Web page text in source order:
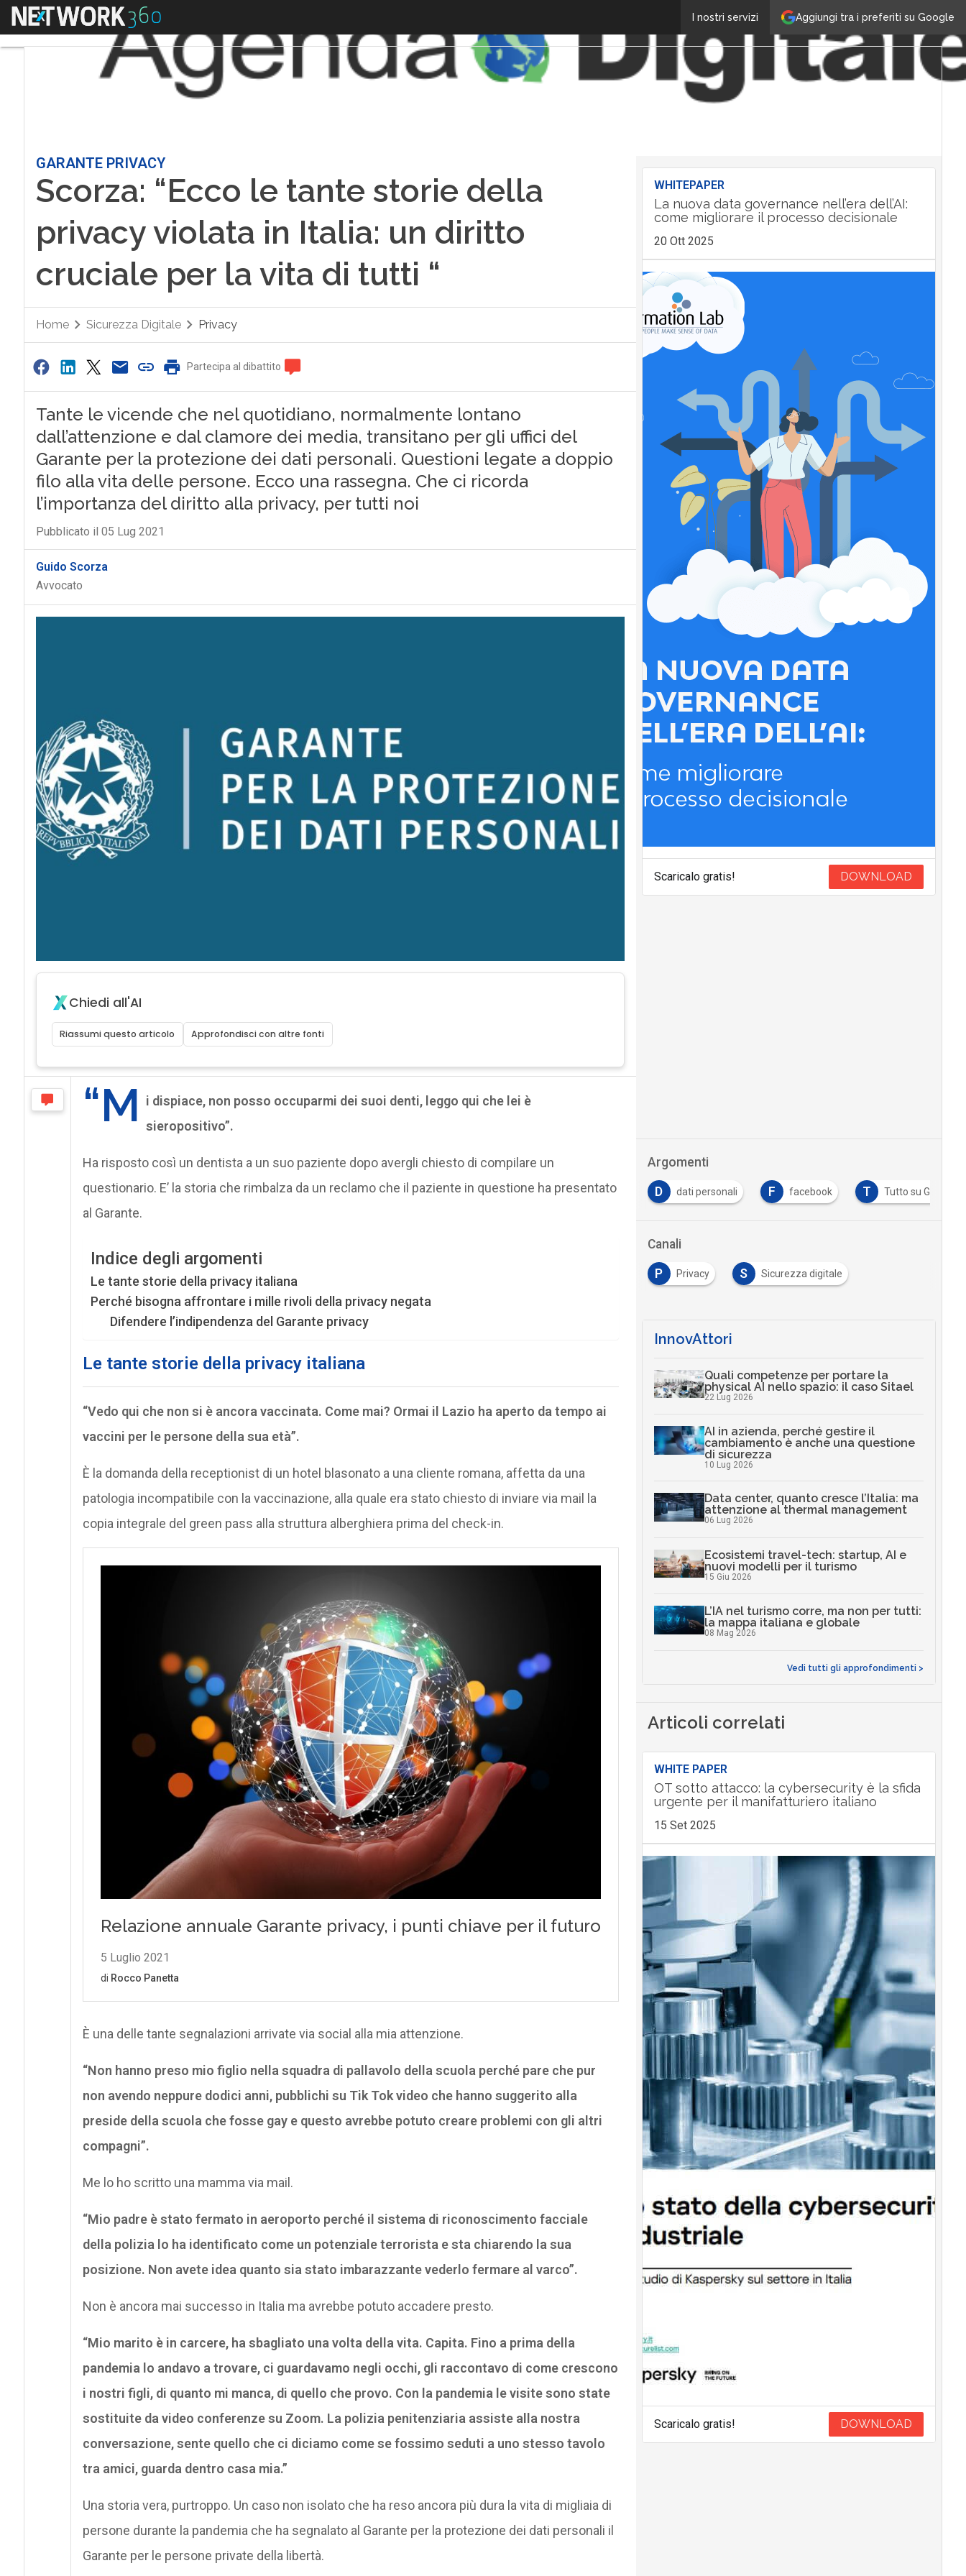
Aggiungi tra i preferiti su Google
I nostri servizi
Menu
GARANTE PRIVACY
Scorza: “Ecco le tante storie della
privacy violata in Italia: un diritto
cruciale per la vita di tutti “
Home Sicurezza Digitale Privacy
Partecipa al dibattito
Tante le vicende che nel quotidiano, normalmente lontano
dall’attenzione e dal clamore dei media, transitano per gli uffici del
Garante per la protezione dei dati personali. Questioni legate a doppio
filo alla vita delle persone. Ecco una rassegna. Che ci ricorda
l’importanza del diritto alla privacy, per tutti noi
Pubblicato il 05 Lug 2021
Guido Scorza
Avvocato
Chiedi all'AI
Riassumi questo articolo Approfondisci con altre fonti
“M
i dispiace, non posso occuparmi dei suoi denti, leggo qui che lei è
sieropositivo”.
Ha risposto così un dentista a un suo paziente dopo avergli chiesto di compilare un
questionario. E’ la storia che rimbalza da un reclamo che il paziente in questione ha presentato
al Garante.
Indice degli argomenti
Le tante storie della privacy italiana
Perché bisogna affrontare i mille rivoli della privacy negata
Difendere l’indipendenza del Garante privacy
Le tante storie della privacy italiana
“Vedo qui che non si è ancora vaccinata. Come mai? Ormai il Lazio ha aperto da tempo ai
vaccini per le persone della sua età”.
È la domanda della receptionist di un hotel blasonato a una cliente romana, affetta da una
patologia incompatibile con la vaccinazione, alla quale era stato chiesto di inviare via mail la
copia integrale del green pass alla struttura alberghiera prima del check-in.
È una delle tante segnalazioni arrivate via social alla mia attenzione.
“Non hanno preso mio figlio nella squadra di pallavolo della scuola perché pare che pur
non avendo neppure dodici anni, pubblichi su Tik Tok video che hanno suggerito alla
preside della scuola che fosse gay e questo avrebbe potuto creare problemi con gli altri
compagni”.
Me lo ho scritto una mamma via mail.
“Mio padre è stato fermato in aeroporto perché il sistema di riconoscimento facciale
della polizia lo ha identificato come un potenziale terrorista e sta chiarendo la sua
posizione. Non avete idea quanto sia stato imbarazzante vederlo fermare al varco”.
Non è ancora mai successo in Italia ma avrebbe potuto accadere presto.
“Mio marito è in carcere, ha sbagliato una volta della vita. Capita. Fino a prima della
pandemia lo andavo a trovare, ci guardavamo negli occhi, gli raccontavo di come crescono
i nostri figli, di quanto mi manca, di quello che provo. Con la pandemia le visite sono state
sostituite da video conferenze su Zoom. La polizia penitenziaria assiste alla nostra
conversazione, sente quello che ci diciamo come se fossimo seduti a uno stesso tavolo
tra amici, guarda dentro casa mia.”
Una storia vera, purtroppo. Un caso non isolato che ha reso ancora più dura la vita di migliaia di
persone durante la pandemia che ha segnalato al Garante per la protezione dei dati personali il
Garante per le persone private della libertà.
WHITEPAPER
La nuova data governance nell’era dell’AI:
come migliorare il processo decisionale
20 Ott 2025
Scaricalo gratis! DOWNLOAD
Argomenti
C Cyberbullismo D dati personali F facebook T Tutto su GDPR
Canali
P Privacy S Sicurezza digitale
InnovAttori
Quali competenze per portare la
physical AI nello spazio: il caso Sitael
22 Lug 2026
AI in azienda, perché gestire il
cambiamento è anche una questione
di sicurezza
10 Lug 2026
Data center, quanto cresce l’Italia: ma
attenzione al thermal management
06 Lug 2026
Ecosistemi travel-tech: startup, AI e
nuovi modelli per il turismo
15 Giu 2026
L’IA nel turismo corre, ma non per tutti:
la mappa italiana e globale
08 Mag 2026
Vedi tutti gli approfondimenti >
Articoli correlati
WHITE PAPER
OT sotto attacco: la cybersecurity è la sfida
urgente per il manifatturiero italiano
15 Set 2025
Scaricalo gratis! DOWNLOAD